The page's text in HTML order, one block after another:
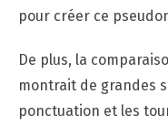
pour créer ce
De plus, la
montrait de grandes
ponctuation et les